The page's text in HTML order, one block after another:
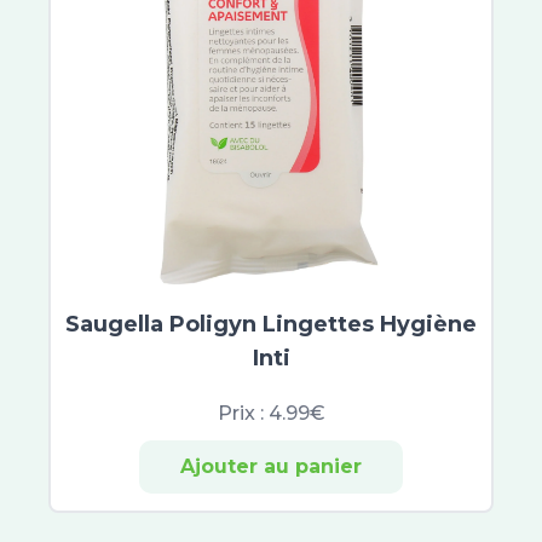
Actirub
Humer
Ladrôme
Vicks
Phytosun Aroms
Phytovex
Phytoxil
Aromaforce
Puressentiel Respiratoire
Élerté
Eafit Minceur Active
Arkorelax
Saugella Poligyn Lingettes Hygiène
Inti
Prix : 4.99€
Ajouter au panier